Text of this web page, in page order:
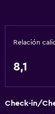
Relación
8,1
Check-in/